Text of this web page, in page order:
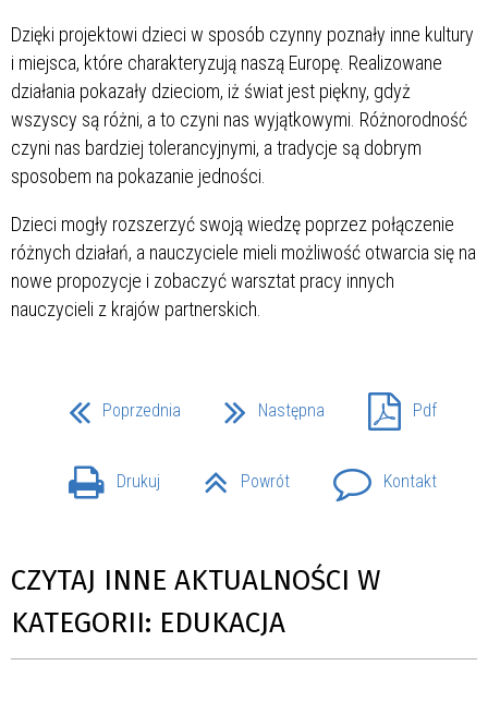
Dzięki projektowi dzieci w sposób czynny poznały inne kultury
i miejsca, które charakteryzują naszą Europę. Realizowane
działania pokazały dzieciom, iż świat jest piękny, gdyż
wszyscy są różni, a to czyni nas wyjątkowymi. Różnorodność
czyni nas bardziej tolerancyjnymi, a tradycje są dobrym
sposobem na pokazanie jedności.
Dzieci mogły rozszerzyć swoją wiedzę poprzez połączenie
różnych działań, a nauczyciele mieli możliwość otwarcia się na
nowe propozycje i zobaczyć warsztat pracy innych
nauczycieli z krajów partnerskich.
Poprzednia Następna Pdf
Drukuj Powrót Kontakt
CZYTAJ INNE AKTUALNOŚCI W
KATEGORII: EDUKACJA